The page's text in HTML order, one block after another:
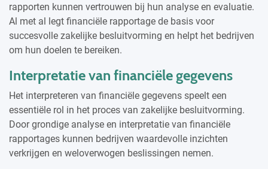
rapporten kunnen vertrouwen bij hun analyse en evaluatie.
Al met al legt financiële rapportage de basis voor
succesvolle zakelijke besluitvorming en helpt het bedrijven
om hun doelen te bereiken.
Interpretatie van financiële gegevens
Het interpreteren van financiële gegevens speelt een
essentiële rol in het proces van zakelijke besluitvorming.
Door grondige analyse en interpretatie van financiële
rapportages kunnen bedrijven waardevolle inzichten
verkrijgen en weloverwogen beslissingen nemen.